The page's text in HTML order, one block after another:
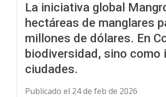
La iniciativa global
hectáreas de manglares
millones de dólares. En
biodiversidad, sino
ciudades.
Publicado el 24 de feb de 2026